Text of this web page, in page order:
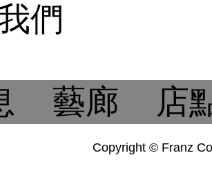
們
藝廊 店
Copyright © Franz